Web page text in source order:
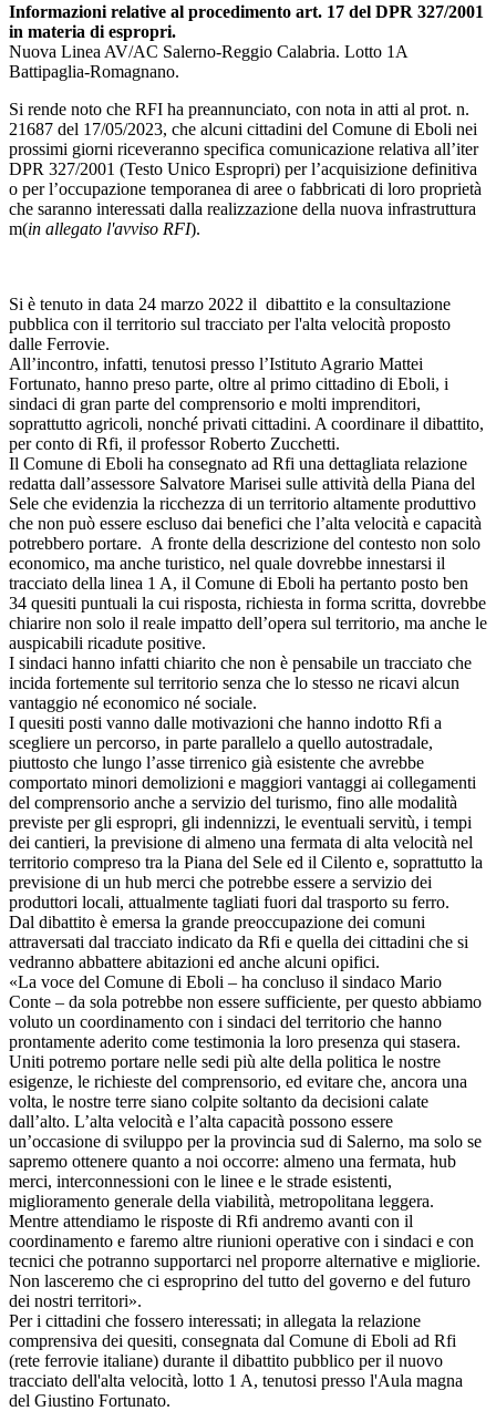
Informazioni relative al procedimento art. 17 del DPR 327/2001
in materia di espropri.
Nuova Linea AV/AC Salerno-Reggio Calabria. Lotto 1A
Battipaglia-Romagnano.
Si rende noto che RFI ha preannunciato, con nota in atti al prot. n.
21687 del 17/05/2023, che alcuni cittadini del Comune di Eboli nei
prossimi giorni riceveranno specifica comunicazione relativa all’iter
DPR 327/2001 (Testo Unico Espropri) per l’acquisizione definitiva
o per l’occupazione temporanea di aree o fabbricati di loro proprietà
che saranno interessati dalla realizzazione della nuova infrastruttura
m(in allegato l'avviso RFI).
Si è tenuto in data 24 marzo 2022 il dibattito e la consultazione
pubblica con il territorio sul tracciato per l'alta velocità proposto
dalle Ferrovie.
All’incontro, infatti, tenutosi presso l’Istituto Agrario Mattei
Fortunato, hanno preso parte, oltre al primo cittadino di Eboli, i
sindaci di gran parte del comprensorio e molti imprenditori,
soprattutto agricoli, nonché privati cittadini. A coordinare il dibattito,
per conto di Rfi, il professor Roberto Zucchetti.
Il Comune di Eboli ha consegnato ad Rfi una dettagliata relazione
redatta dall’assessore Salvatore Marisei sulle attività della Piana del
Sele che evidenzia la ricchezza di un territorio altamente produttivo
che non può essere escluso dai benefici che l’alta velocità e capacità
potrebbero portare. A fronte della descrizione del contesto non solo
economico, ma anche turistico, nel quale dovrebbe innestarsi il
tracciato della linea 1 A, il Comune di Eboli ha pertanto posto ben
34 quesiti puntuali la cui risposta, richiesta in forma scritta, dovrebbe
chiarire non solo il reale impatto dell’opera sul territorio, ma anche le
auspicabili ricadute positive.
I sindaci hanno infatti chiarito che non è pensabile un tracciato che
incida fortemente sul territorio senza che lo stesso ne ricavi alcun
vantaggio né economico né sociale.
I quesiti posti vanno dalle motivazioni che hanno indotto Rfi a
scegliere un percorso, in parte parallelo a quello autostradale,
piuttosto che lungo l’asse tirrenico già esistente che avrebbe
comportato minori demolizioni e maggiori vantaggi ai collegamenti
del comprensorio anche a servizio del turismo, fino alle modalità
previste per gli espropri, gli indennizzi, le eventuali servitù, i tempi
dei cantieri, la previsione di almeno una fermata di alta velocità nel
territorio compreso tra la Piana del Sele ed il Cilento e, soprattutto la
previsione di un hub merci che potrebbe essere a servizio dei
produttori locali, attualmente tagliati fuori dal trasporto su ferro.
Dal dibattito è emersa la grande preoccupazione dei comuni
attraversati dal tracciato indicato da Rfi e quella dei cittadini che si
vedranno abbattere abitazioni ed anche alcuni opifici.
«La voce del Comune di Eboli – ha concluso il sindaco Mario
Conte – da sola potrebbe non essere sufficiente, per questo abbiamo
voluto un coordinamento con i sindaci del territorio che hanno
prontamente aderito come testimonia la loro presenza qui stasera.
Uniti potremo portare nelle sedi più alte della politica le nostre
esigenze, le richieste del comprensorio, ed evitare che, ancora una
volta, le nostre terre siano colpite soltanto da decisioni calate
dall’alto. L’alta velocità e l’alta capacità possono essere
un’occasione di sviluppo per la provincia sud di Salerno, ma solo se
sapremo ottenere quanto a noi occorre: almeno una fermata, hub
merci, interconnessioni con le linee e le strade esistenti,
miglioramento generale della viabilità, metropolitana leggera.
Mentre attendiamo le risposte di Rfi andremo avanti con il
coordinamento e faremo altre riunioni operative con i sindaci e con
tecnici che potranno supportarci nel proporre alternative e migliorie.
Non lasceremo che ci esproprino del tutto del governo e del futuro
dei nostri territori».
Per i cittadini che fossero interessati; in allegata la relazione
comprensiva dei quesiti, consegnata dal Comune di Eboli ad Rfi
(rete ferrovie italiane) durante il dibattito pubblico per il nuovo
tracciato dell'alta velocità, lotto 1 A, tenutosi presso l'Aula magna
del Giustino Fortunato.